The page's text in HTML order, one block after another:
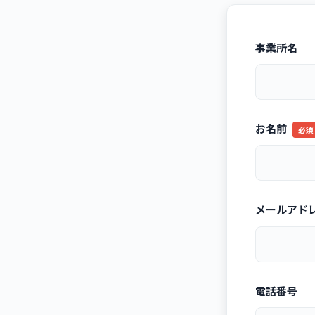
事業所名
お名前 必須
メールアド
電話番号